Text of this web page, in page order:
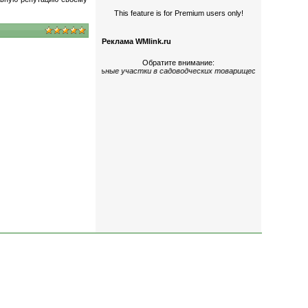
This feature is for Premium users only!
Реклама WMlink.ru
Обратите внимание:
дома и земельные участкив садоводческих товариществах